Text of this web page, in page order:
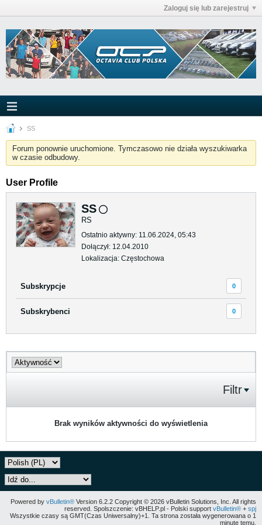
Zaloguj się lub zarejestruj
SS
Forum ponownie uruchomione. Tymczasowo nie działa wyszukiwarka
w czasie odbudowy.
User Profile
SS
RS
Ostatnio aktywny: 11.06.2024, 05:43
Dołączył: 12.04.2010
Lokalizacja: Częstochowa
Subskrypcje 0
Subskrybenci 0
Filtr
Brak wyników aktywności do wyświetlenia
Powered by vBulletin® Version 6.2.2 Copyright © 2026 vBulletin Solutions, Inc. All rights
reserved. Spolszczenie: vBHELP.pl - Polski support vBulletin® + spj
Wszystkie czasy są GMT(Czas Uniwersalny)+1. Ta strona została wygenerowana o 1
minutę temu.